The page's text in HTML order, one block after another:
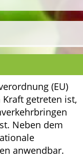
(EU)
getreten ist,
Neben dem
anwendbar.